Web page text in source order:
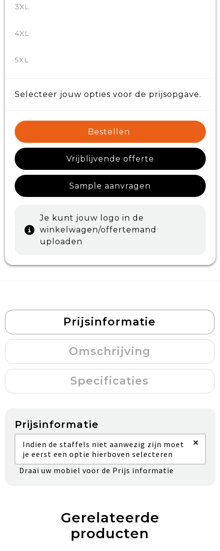
3XL
4XL
5XL
Selecteer jouw opties voor de prijsopgave.
Bestellen
Vrijblijvende offerte
Sample aanvragen
Je kunt jouw logo in de
winkelwagen/offertemand
uploaden
Prijsinformatie
Omschrijving
Specificaties
Prijsinformatie
Indien de staffels niet aanwezig zijn moet
je eerst een optie hierboven selecteren
×
Draai uw mobiel voor de Prijs informatie
Gerelateerde
producten